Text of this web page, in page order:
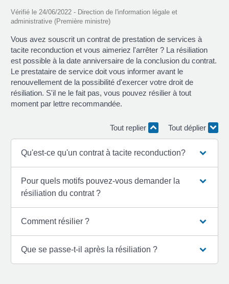
Vérifié le 24/06/2022 - Direction de l'information légale et
administrative (Première ministre)
Vous avez souscrit un contrat de prestation de services à
tacite reconduction et vous aimeriez l'arrêter ? La résiliation
est possible à la date anniversaire de la conclusion du contrat.
Le prestataire de service doit vous informer avant le
renouvellement de la possibilité d'exercer votre droit de
résiliation. S'il ne le fait pas, vous pouvez résilier à tout
moment par lettre recommandée.
Tout replier Tout déplier
Qu'est-ce qu'un contrat à tacite reconduction?
Pour quels motifs pouvez-vous demander la
résiliation du contrat ?
Comment résilier ?
Que se passe-t-il après la résiliation ?